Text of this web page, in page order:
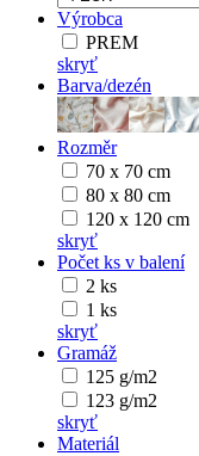
Výrobca
PREM
skryť
Barva/dezén
Rozměr
70 x 70 cm
80 x 80 cm
120 x 120 cm
skryť
Počet ks v balení
2 ks
1 ks
skryť
Gramáž
125 g/m2
123 g/m2
skryť
Materiál